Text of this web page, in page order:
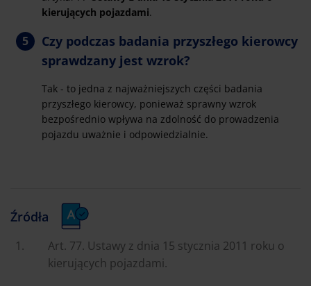
kierujących pojazdami.
Czy podczas badania przyszłego kierowcy
sprawdzany jest wzrok?
Tak - to jedna z najważniejszych części badania
przyszłego kierowcy, ponieważ sprawny wzrok
bezpośrednio wpływa na zdolność do prowadzenia
pojazdu uważnie i odpowiedzialnie.
Źródła
Art. 77. Ustawy z dnia 15 stycznia 2011 roku o
kierujących pojazdami.